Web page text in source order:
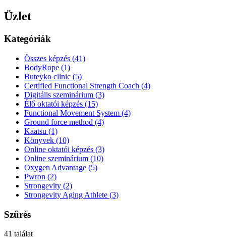
Üzlet
Kategóriák
Összes képzés (41)
BodyRope (1)
Buteyko clinic (5)
Certified Functional Strength Coach (4)
Digitális szeminárium (3)
Élő oktatói képzés (15)
Functional Movement System (4)
Ground force method (4)
Kaatsu (1)
Könyvek (10)
Online oktatói képzés (3)
Online szeminárium (10)
Oxygen Advantage (5)
Pwron (2)
Strongevity (2)
Strongevity Aging Athlete (3)
Szűrés
41 találat